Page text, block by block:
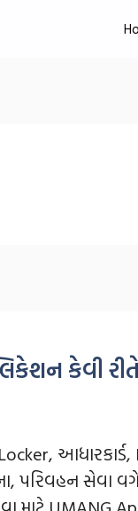
કેવી
પરિવહન સેવા